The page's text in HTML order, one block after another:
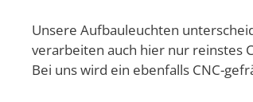
Unsere Aufbauleuchten
verarbeiten auch hier nur reinstes
Bei uns wird ein ebenfalls CNC-